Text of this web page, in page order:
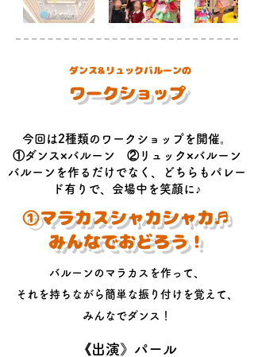
ダンス&リュックバルーンの
​ワークショップ
今回は2種類のワークショップを開催。
​①ダンス×バルーン ②リュック×バルーン
バルーンを作るだけでなく、どちらもパレー
ド有りで、会場中を笑顔に♪
①マラカスシャカシャカ♬
みんなでおどろう！
バルーンのマラカスを作って、
それを持ちながら簡単な振り付けを覚えて、
みんなでダンス！
《出演》パール